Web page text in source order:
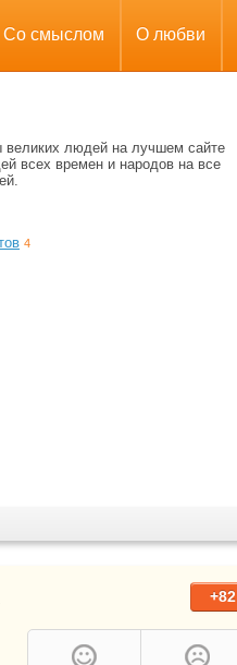
Со смыслом О любви
людей на лучшем сайте
всех времен и народов на все
4
+82